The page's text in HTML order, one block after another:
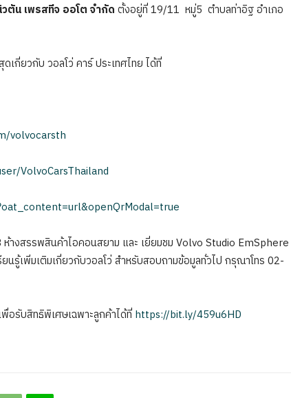
ตัน เพรสทีจ ออโต จำกัดตั้งอยู่ที่ 19/11 หมู่5 ตำบลท่าอิฐ อำเภอ
เกี่ยวกับ วอลโว่ คาร์ ประเทศไทย ได้ที่
volvocarsth
VolvoCarsThailand
างสรรพสินค้าไอคอนสยาม และ เยี่ยมชม Volvo Studio EmSphere
นรู้เพิ่มเติมเกี่ยวกับวอลโว่ สำหรับสอบถามข้อมูลทั่วไป กรุณาโทร 02-
อรับสิทธิพิเศษเฉพาะลูกค้าได้ที่ https://bit.ly/459u6HD